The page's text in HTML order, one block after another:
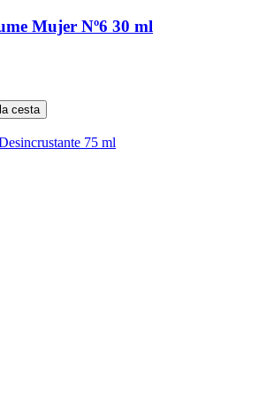
Mujer Nº6 30 ml
cesta